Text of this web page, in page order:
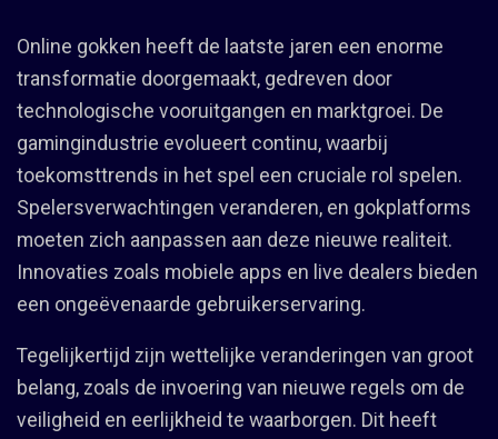
Online gokken heeft de laatste jaren een enorme
transformatie doorgemaakt, gedreven door
technologische vooruitgangen en marktgroei. De
gamingindustrie evolueert continu, waarbij
toekomsttrends in het spel een cruciale rol spelen.
Spelersverwachtingen veranderen, en gokplatforms
moeten zich aanpassen aan deze nieuwe realiteit.
Innovaties zoals mobiele apps en live dealers bieden
een ongeëvenaarde gebruikerservaring.
Tegelijkertijd zijn wettelijke veranderingen van groot
belang, zoals de invoering van nieuwe regels om de
veiligheid en eerlijkheid te waarborgen. Dit heeft